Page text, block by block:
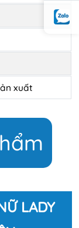
xuất
LADY